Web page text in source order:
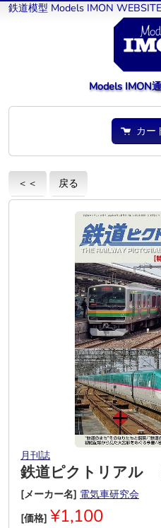
鉄道模型 Models IMON
Models IMON
カー
＜＜ 戻る
月刊誌
鉄道ピクトリアル
[メーカー名] 電気車研究会
[価格] ¥1,100